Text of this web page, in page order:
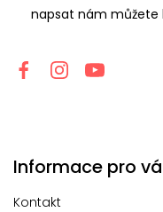
napsat nám můžete
Informace pro
Kontakt